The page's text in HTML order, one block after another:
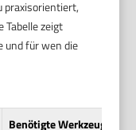
praxisorientiert,
zeigt
und für wen die
Benötigte Werkzeuge